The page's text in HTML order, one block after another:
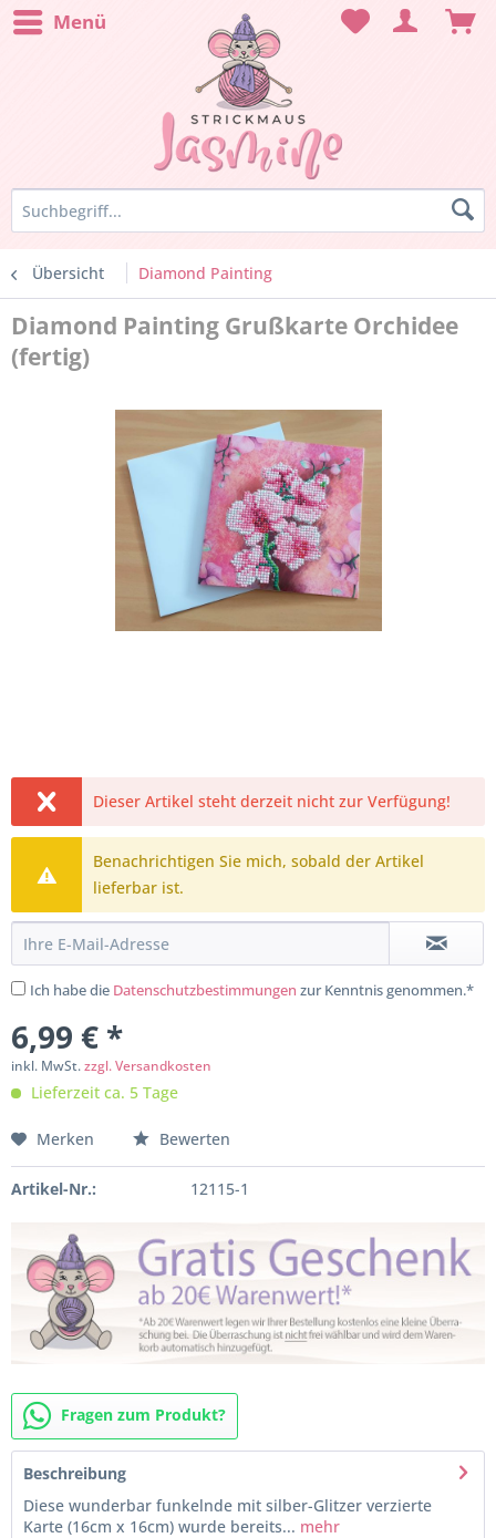
Menü
Übersicht Diamond Painting
Diamond Painting Grußkarte Orchidee
(fertig)
Dieser Artikel steht derzeit nicht zur Verfügung!
Benachrichtigen Sie mich, sobald der Artikel
lieferbar ist.
Ich habe die Datenschutzbestimmungen zur Kenntnis genommen.*
6,99 € *
inkl. MwSt.zzgl. Versandkosten
Lieferzeit ca. 5 Tage
Merken Bewerten
Artikel-Nr.: 12115-1
Fragen zum Produkt?
Beschreibung
Diese wunderbar funkelnde mit silber-Glitzer verzierte
Karte (16cm x 16cm) wurde bereits... mehr